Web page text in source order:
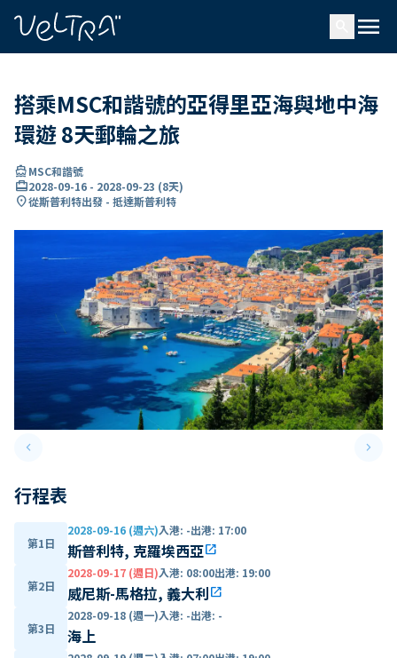
menu
搭乘MSC和諧號的亞得里亞海與地中海
環遊 8天郵輪之旅
directions_boatMSC和諧號
card_travel2028-09-16 - 2028-09-23 (8天)
location_on從斯普利特出發 - 抵達斯普利特
keyboard_arrow_leftPrevious slide keyboard_arrow_right
行程表
第1日
2028-09-16 (週六)入港: -出港: 17:00
斯普利特, 克羅埃西亞open_in_new
第2日
2028-09-17 (週日)入港: 08:00出港: 19:00
威尼斯-馬格拉, 義大利open_in_new
第3日
2028-09-18 (週一)入港: -出港: -
海上